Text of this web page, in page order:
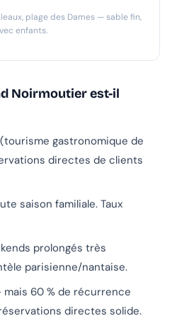
plage des Dames — sable fin,
enfants.
Noirmoutier est-il
gastronomique de
directes de clients
saison familiale. Taux
prolongés très
parisienne/nantaise.
60 % de récurrence
directes solide.